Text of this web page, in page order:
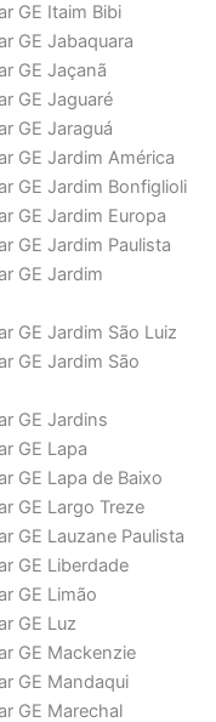
GE Itaim Bibi
GE Jabaquara
GE Jaçanã
GE Jaguaré
GE Jaraguá
GE Jardim América
GE Jardim Bonfiglioli
GE Jardim Europa
GE Jardim Paulista
GE Jardim
GE Jardim São Luiz
GE Jardim São
GE Jardins
GE Lapa
GE Lapa de Baixo
GE Largo Treze
GE Lauzane Paulista
GE Liberdade
GE Limão
GE Luz
GE Mackenzie
GE Mandaqui
GE Marechal